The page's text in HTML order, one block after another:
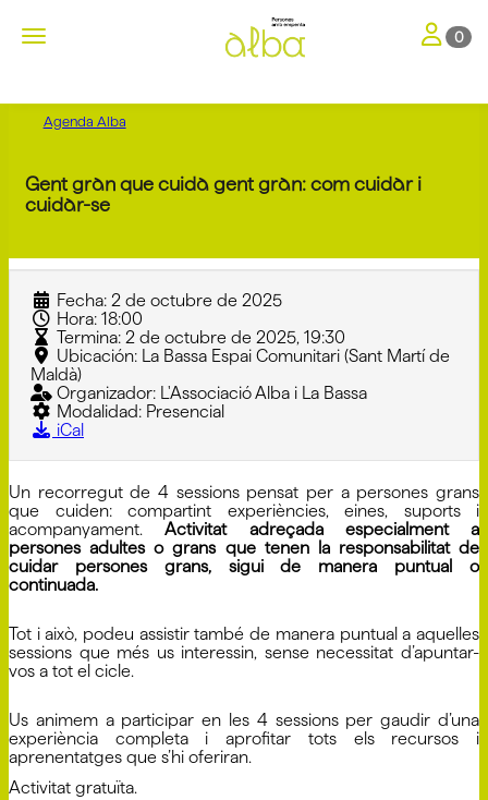
Toggle navigation Toggle
0
Agenda Alba
Gent gran que cuida gent gran: com cuidar i
cuidar-se
Fecha: 2 de octubre de 2025
Hora: 18:00
Termina: 2 de octubre de 2025, 19:30
Ubicación:
La Bassa Espai Comunitari (Sant Martí de
Maldà)
Organizador: L'Associació Alba i La Bassa
Modalidad: Presencial
iCal
Un recorregut de 4 sessions pensat per a persones grans
que cuiden: compartint experiències, eines, suports i
acompanyament.Activitat adreçada especialment a
persones adultes o grans que tenen la responsabilitat de
cuidar persones grans, sigui de manera puntual o
continuada.
Tot i això, podeu assistir també de manera puntual a aquelles
sessions que més us interessin, sense necessitat d’apuntar-
vos a tot el cicle.
Us animem a participar en les 4 sessions per gaudir d’una
experiència completa i aprofitar tots els recursos i
aprenentatges que s’hi oferiran.
Activitat gratuïta.